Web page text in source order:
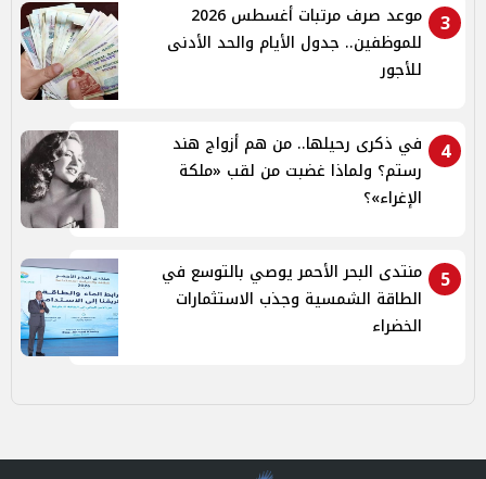
3
موعد صرف مرتبات أغسطس 2026
للموظفين.. جدول الأيام والحد الأدنى
للأجور
4
في ذكرى رحيلها.. من هم أزواج هند
رستم؟ ولماذا غضبت من لقب «ملكة
الإغراء»؟
5
منتدى البحر الأحمر يوصي بالتوسع في
الطاقة الشمسية وجذب الاستثمارات
الخضراء